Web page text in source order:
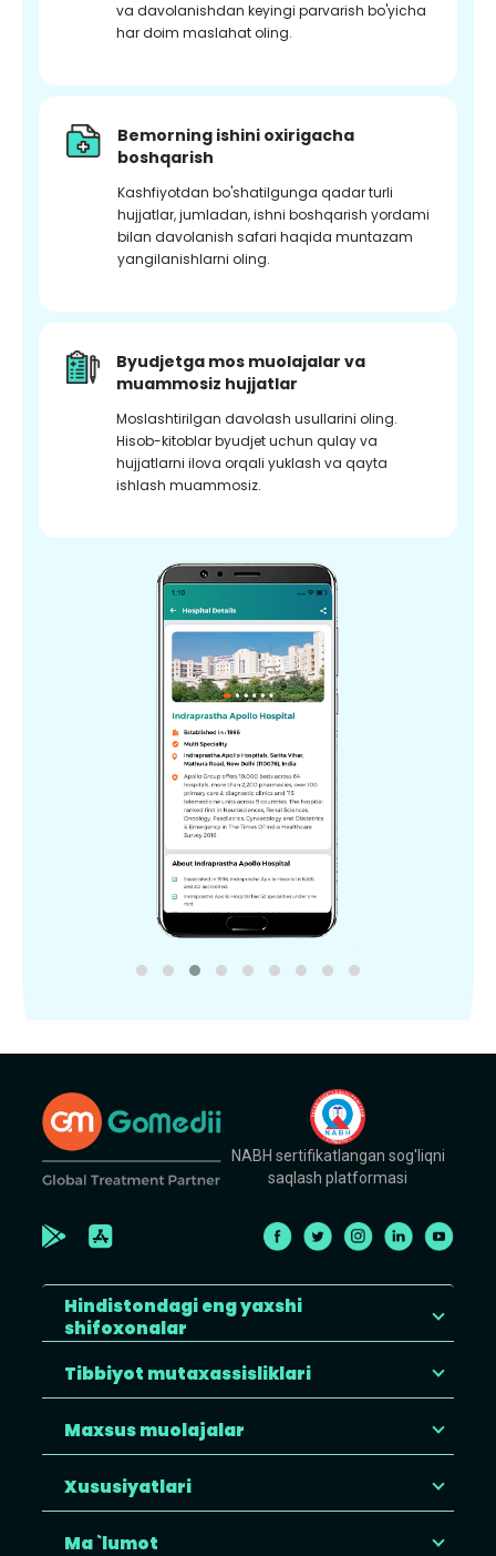
va davolanishdan keyingi parvarish bo'yicha
har doim maslahat oling.
Bemorning ishini oxirigacha
boshqarish
Kashfiyotdan bo'shatilgunga qadar turli
hujjatlar, jumladan, ishni boshqarish yordami
bilan davolanish safari haqida muntazam
yangilanishlarni oling.
Byudjetga mos muolajalar va
muammosiz hujjatlar
Moslashtirilgan davolash usullarini oling.
Hisob-kitoblar byudjet uchun qulay va
hujjatlarni ilova orqali yuklash va qayta
ishlash muammosiz.
NABH sertifikatlangan sog'liqni
saqlash platformasi
Hindistondagi eng yaxshi
shifoxonalar
Tibbiyot mutaxassisliklari
Maxsus muolajalar
Xususiyatlari
Ma `lumot